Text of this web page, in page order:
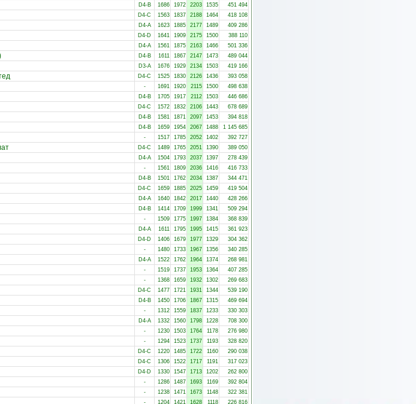
D4-B 1686 1972 2203 1535
451 494
D4-C 1563 1837 2188 1464
418 108
D4-A 1623 1885 2177 1489
409 286
D4-D 1641 1909 2175 1500
388 110
D4-A 1561 1875 2163 1466
501 336
D4-B 1611 1867 2147 1473
489 044
D3-A 1676 1929 2134 1503
419 166
D4-C 1525 1830 2126 1436
393 058
- 1691 1920 2115 1500
498 638
D4-B 1705 1917 2112 1503
446 686
D4-C 1572 1832 2106 1443
678 689
D4-B 1581 1871 2097 1453
394 818
D4-B 1659 1954 2067 1488
1 145 685
- 1517 1785 2052 1402
392 727
D4-C 1489 1765 2051 1390
389 050
D4-A 1504 1793 2037 1397
278 439
- 1561 1809 2036 1416
416 733
D4-B 1501 1762 2034 1387
344 471
D4-C 1659 1885 2025 1459
419 504
D4-A 1640 1842 2017 1440
428 266
D4-B 1414 1709 1999 1341
509 294
- 1509 1775 1997 1384
368 839
D4-A 1611 1795 1995 1415
361 923
D4-D 1406 1679 1977 1329
304 362
- 1480 1733 1967 1356
340 285
D4-A 1522 1762 1964 1374
268 981
- 1519 1737 1953 1364
407 285
- 1368 1659 1932 1302
269 683
D4-C 1477 1721 1931 1344
539 190
D4-B 1450 1706 1867 1315
469 694
- 1312 1559 1837 1233
330 303
D4-A 1332 1560 1798 1228
708 300
- 1230 1503 1764 1178
276 980
- 1294 1523 1737 1193
328 820
D4-C 1220 1485 1722 1160
290 038
D4-C 1306 1522 1717 1191
317 023
D4-D 1330 1547 1713 1202
262 800
- 1286 1487 1693 1169
392 804
- 1238 1471 1673 1148
322 381
- 1204 1421 1628 1118 226 816